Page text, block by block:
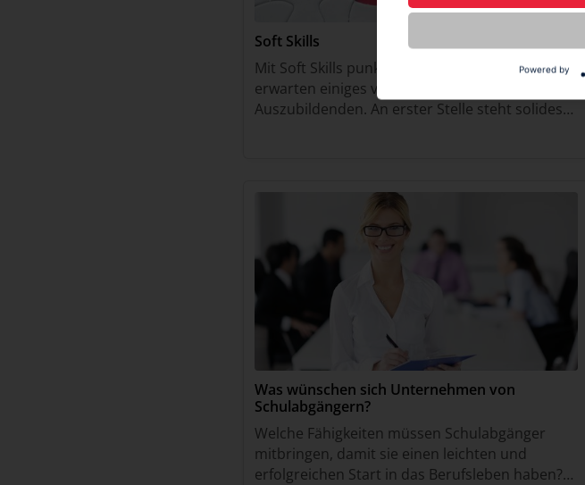
Soft Skills
Mit Soft Skills punktenAusbildungsbetriebe
erwarten einiges von ihren künftigen
Auszubildenden. An erster Stelle steht solides
Was wünschen sich Unternehmen von
Schulabgängern?
Welche Fähigkeiten müssen Schulabgänger
mitbringen, damit sie einen leichten und
erfolgreichen Start in das Berufsleben haben?
Powered by